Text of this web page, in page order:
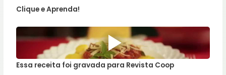
Clique e Aprenda!
Essa receita foi gravada para Revista Coop